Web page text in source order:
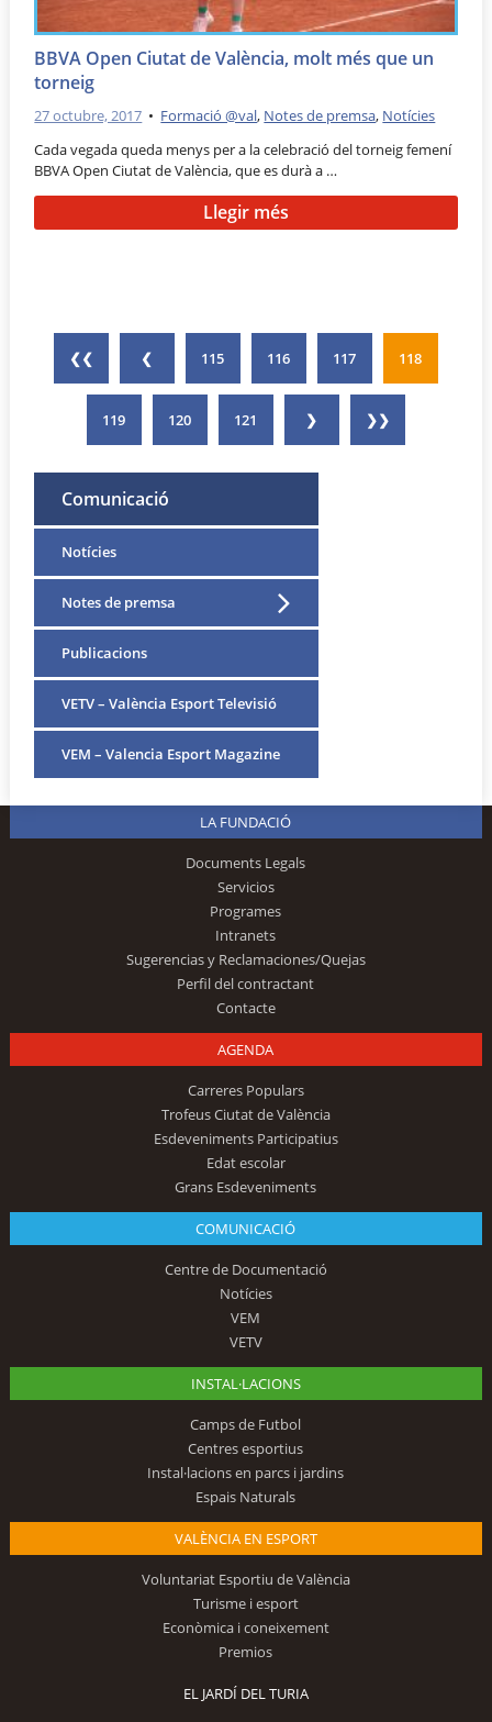
BBVA Open Ciutat de València, molt més que un
torneig
27 octubre, 2017 • Formació @val, Notes de premsa, Notícies
Cada vegada queda menys per a la celebració del torneig femení
BBVA Open Ciutat de València, que es durà a …
Llegir més
❮❮ ❮ 115 116 117 118
119 120 121 ❯ ❯❯
Comunicació
Notícies
Notes de premsa
Publicacions
VETV – València Esport Televisió
VEM – Valencia Esport Magazine
LA FUNDACIÓ
Documents Legals
Servicios
Programes
Intranets
Sugerencias y Reclamaciones/Quejas
Perfil del contractant
Contacte
AGENDA
Carreres Populars
Trofeus Ciutat de València
Esdeveniments Participatius
Edat escolar
Grans Esdeveniments
COMUNICACIÓ
Centre de Documentació
Notícies
VEM
VETV
INSTAL·LACIONS
Camps de Futbol
Centres esportius
Instal·lacions en parcs i jardins
Espais Naturals
VALÈNCIA EN ESPORT
Voluntariat Esportiu de València
Turisme i esport
Econòmica i coneixement
Premios
EL JARDÍ DEL TURIA